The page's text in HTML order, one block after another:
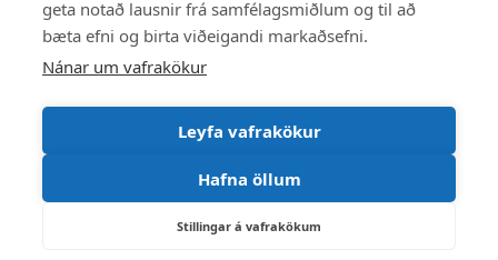
geta notað lausnir frá samfélagsmiðlum og til að
bæta efni og birta viðeigandi markaðsefni.
Nánar um vafrakökur
Leyfa vafrakökur
Hafna öllum
Stillingar á vafrakökum
Fylgstu með á Facebook